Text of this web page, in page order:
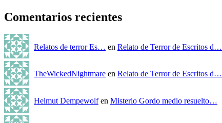
Comentarios recientes
Relatos de terror Es… en Relato de Terror de Escritos d…
TheWickedNightmare en Relato de Terror de Escritos d…
Helmut Dempewolfen Misterio Gordo medio resuelto…